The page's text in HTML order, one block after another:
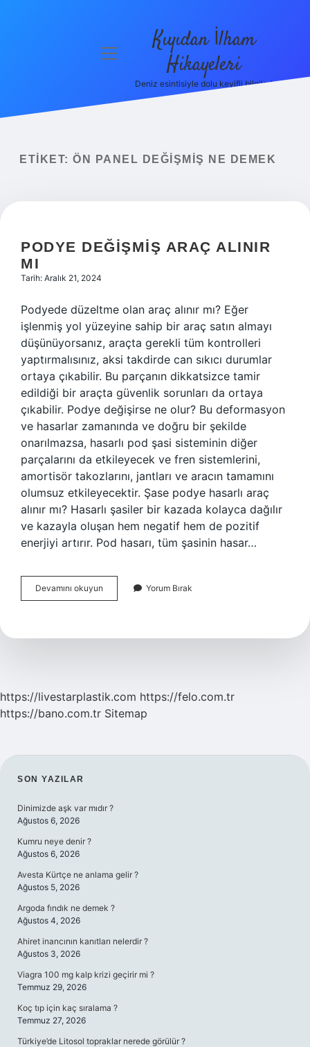
menüyü
Kıyıdan İlham
Hikayeleri
Deniz esintisiyle dolu keyifli bilgiler!
ETIKET: ÖN PANEL DEĞIŞMIŞ NE DEMEK
PODYE DEĞIŞMIŞ ARAÇ ALINIR
MI
Tarih: Aralık 21, 2024
Podyede düzeltme olan araç alınır mı? Eğer
işlenmiş yol yüzeyine sahip bir araç satın almayı
düşünüyorsanız, araçta gerekli tüm kontrolleri
yaptırmalısınız, aksi takdirde can sıkıcı durumlar
ortaya çıkabilir. Bu parçanın dikkatsizce tamir
edildiği bir araçta güvenlik sorunları da ortaya
çıkabilir. Podye değişirse ne olur? Bu deformasyon
ve hasarlar zamanında ve doğru bir şekilde
onarılmazsa, hasarlı pod şasi sisteminin diğer
parçalarını da etkileyecek ve fren sistemlerini,
amortisör takozlarını, jantları ve aracın tamamını
olumsuz etkileyecektir. Şase podye hasarlı araç
alınır mı? Hasarlı şasiler bir kazada kolayca dağılır
ve kazayla oluşan hem negatif hem de pozitif
enerjiyi artırır. Pod hasarı, tüm şasinin hasar…
Devamını okuyun
Değişmiş
Mı
Yorum Bırak
https://livestarplastik.com https://felo.com.tr
https://bano.com.tr Sitemap
SIDEBAR
SON YAZILAR
Dinimizde aşk var mıdır ?
Ağustos 6, 2026
Kumru neye denir ?
Ağustos 6, 2026
Avesta Kürtçe ne anlama gelir ?
Ağustos 5, 2026
Argoda fındık ne demek ?
Ağustos 4, 2026
Ahiret inancının kanıtları nelerdir ?
Ağustos 3, 2026
Viagra 100 mg kalp krizi geçirir mi ?
Temmuz 29, 2026
Koç tıp için kaç sıralama ?
Temmuz 27, 2026
Türkiye’de Litosol topraklar nerede görülür ?